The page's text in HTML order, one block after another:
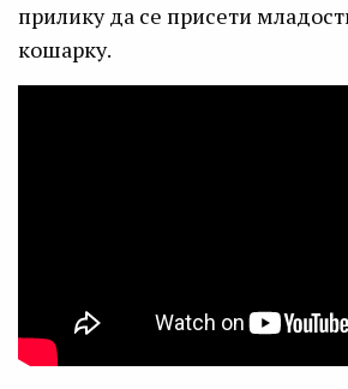
прилику да се присети
кошарку.